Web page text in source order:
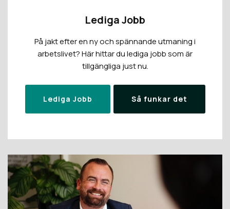
Lediga Jobb
På jakt efter en ny och spännande utmaning i
arbetslivet? Här hittar du lediga jobb som är
tillgängliga just nu.
Lediga Jobb Så funkar det